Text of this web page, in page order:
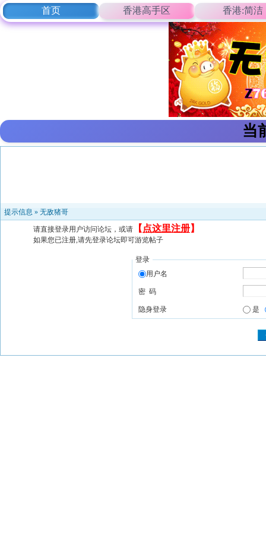
首页 香港高手区 香港:简洁
当
提示信息 » 无敌猪哥
请直接登录用户访问论坛，或请 【 点这里注册】
如果您已注册,请先登录论坛即可游览帖子
登录
用户名
密 码
隐身登录 是